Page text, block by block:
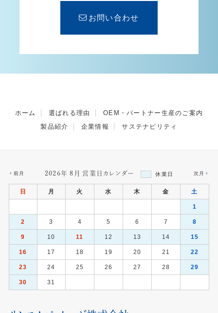
お問い合わせ
ホーム 選ばれる理由
OEM・パートナー生産のご案内
製品紹介
企業情報 サステナビリティ
前月 2026年 8月 営業日カレンダー 休業日 次月
日 月 火 水 木 金 土
1
2 3 4 5 6 7 8
9 10 11 12 13 14 15
16 17 18 19 20 21 22
23 24 25 26 27 28 29
30 31